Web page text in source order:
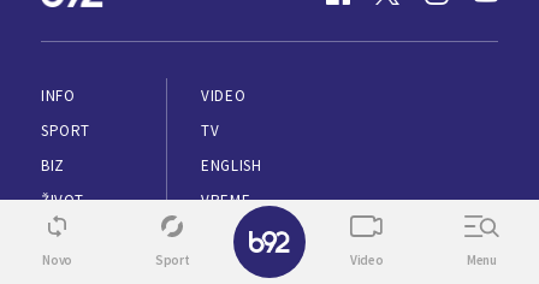
INFO
SPORT
BIZ
ŽIVOT
ZDRAVLJE
PUTOVANJA
VIDEO
TV
ENGLISH
VREME
Novo Sport Video Menu
✕